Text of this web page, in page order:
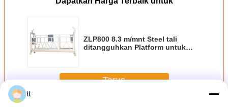
ZLP800 8.3 m/mnt Steel tali
ditangguhkan Platform untuk
Terus
tt